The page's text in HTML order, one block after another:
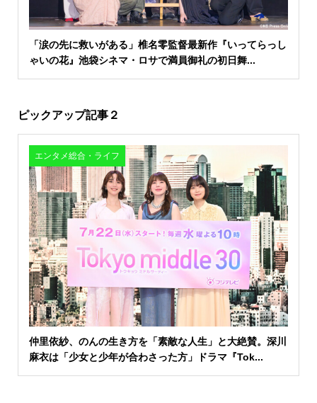
「涙の先に救いがある」椎名零監督最新作『いってらっし
ゃいの花』池袋シネマ・ロサで満員御礼の初日舞...
ピックアップ記事２
エンタメ総合・ライフ
仲里依紗、のんの生き方を「素敵な人生」と大絶賛。深川
麻衣は「少女と少年が合わさった方」ドラマ『Tok...